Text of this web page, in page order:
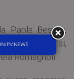
Paola Besutti,
Massimo Ossi,
Romagnoli.